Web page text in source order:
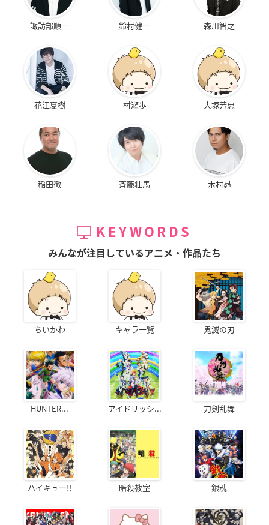
諏訪部順一 鈴村健一 森川智之
花江夏樹 村瀬歩 大塚芳忠
稲田徹 斉藤壮馬 木村昴
KEYWORDS
みんなが注目しているアニメ・作品たち
ちいかわ キャラ一覧 鬼滅の刃
HUNTER... アイドリッシ... 刀剣乱舞
ハイキュー!! 暗殺教室 銀魂